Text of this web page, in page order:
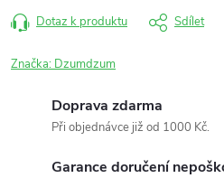
Dotaz k produktu Sdílet
Značka: Dzumdzum
Doprava zdarma
Při objednávce již od 1000 Kč.
Garance doručení